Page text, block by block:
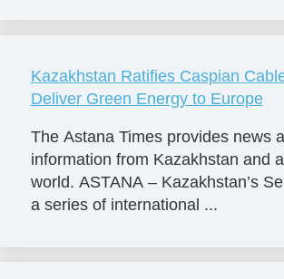
Kazakhstan Ratifies Caspian
Deliver Green Energy to Europe
The Astana Times provides news
information from Kazakhstan and
world. ASTANA – Kazakhstan’s
a series of international ...